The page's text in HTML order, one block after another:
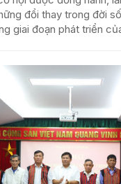
đổi thay trong đời
giai đoạn phát triển